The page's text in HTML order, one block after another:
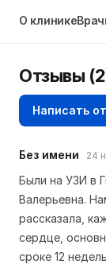
О клинике
Отзывы
Написать
Без имени 24
Были на УЗИ в
Валерьевна.
рассказала,
сердце,
сроке 12